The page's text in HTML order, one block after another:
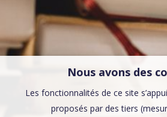
Nous avons des
Les fonctionnalités de ce site
proposés par des tiers